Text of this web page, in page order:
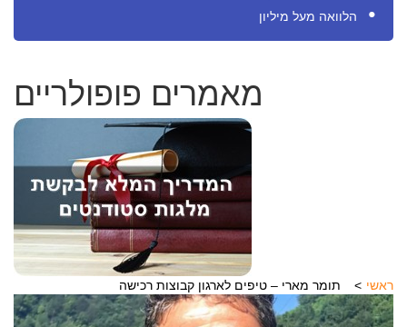
הלוואה מעל מיליון
מאמרים פופולריים
ראשי תומר מארי – טיפים לארגון קבוצות רכישה